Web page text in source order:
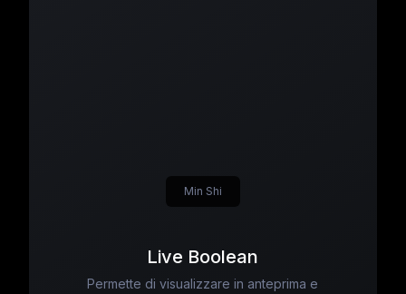
Live Boolean
Permette di visualizzare in anteprima e
Min Shi